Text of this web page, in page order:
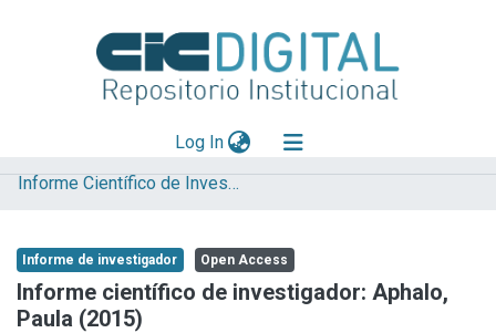
Log In(current)
Explorar
Aportar material
Statistics
Informe Científico de Investigador
Informe de investigador Open Access
Informe científico de investigador: Aphalo,
Paula (2015)